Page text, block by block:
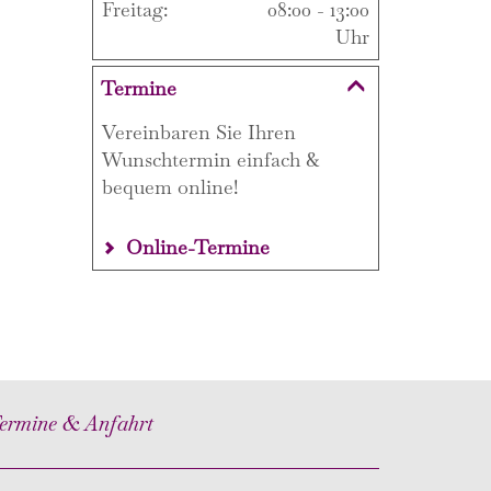
Freitag:
08:00 - 13:00
Uhr
Termine
Vereinbaren Sie Ihren
Wunschtermin einfach &
bequem online!
Online-Termine
& Anfahrt